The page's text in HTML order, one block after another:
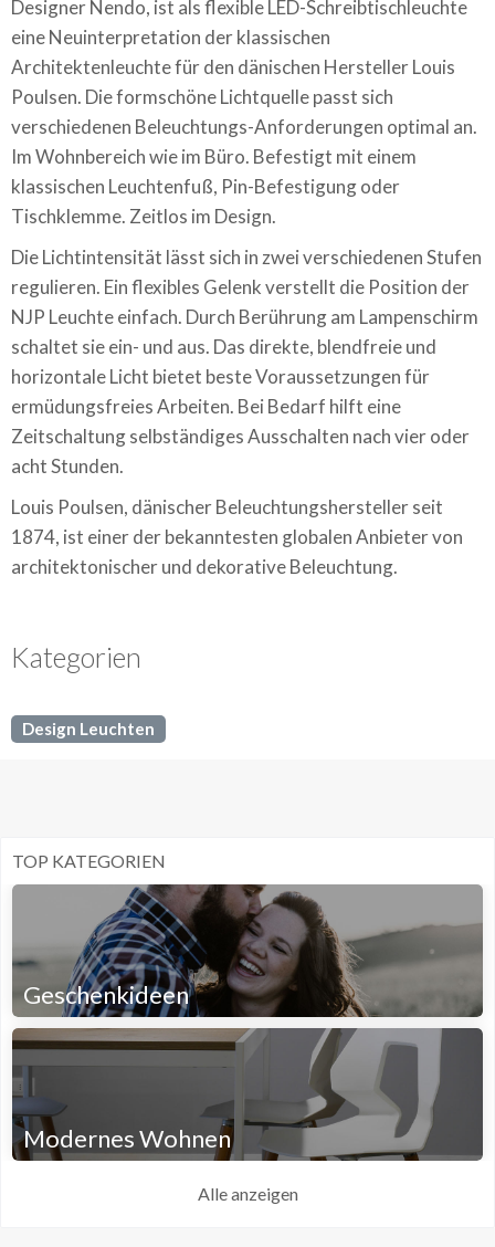
Designer Nendo, ist als flexible LED-Schreibtischleuchte
eine Neuinterpretation der klassischen
Architektenleuchte für den dänischen HerstellerLouis
Poulsen. Die formschöne Lichtquelle passt sich
verschiedenen Beleuchtungs-Anforderungen optimal an.
Im Wohnbereich wie im Büro. Befestigt mit einem
klassischen Leuchtenfuß, Pin-Befestigung oder
Tischklemme. Zeitlos im Design.
Die Lichtintensität lässt sich in zwei verschiedenen Stufen
regulieren. Ein flexibles Gelenk verstellt die Position der
NJP Leuchte einfach. Durch Berührung am Lampenschirm
schaltet sie ein- und aus. Das direkte, blendfreie und
horizontale Licht bietet beste Voraussetzungen für
ermüdungsfreies Arbeiten. Bei Bedarf hilft eine
Zeitschaltung selbständiges Ausschalten nach vier oder
acht Stunden.
Louis Poulsen, dänischer Beleuchtungshersteller seit
1874, ist einer der bekanntesten globalen Anbieter von
architektonischer und dekorative Beleuchtung.
Kategorien
Design Leuchten
TOP KATEGORIEN
Geschenkideen
Modernes Wohnen
Alle anzeigen